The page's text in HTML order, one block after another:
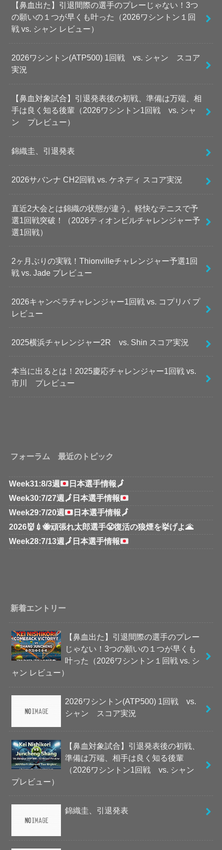
【鼻血出た】引退間際の選手のプレーじゃない！3つ
の願いの１つが早くも叶った（2026ワシントン１回
戦 vs. シャン レビュー）
2026ワシントン(ATP500) 1回戦 vs. シャン スコア
実況
【鼻血対象試合】引退発表後の初戦、準備は万端、相
手は良く知る後輩（2026ワシントン1回戦 vs. シャ
ン プレビュー）
錦織圭、引退発表
2026サバンナ CH2回戦 vs. ケネディ スコア実況
直近2大会とは錦織の状態が違う。軽快なテニスで予
選1回戦突破！（2026ティオンビルチャレンジャー予
選1回戦）
2ヶ月ぶりの実戦！Thionvilleチャレンジャー予選1回
戦 vs. Jade プレビュー
2026キャンベラチャレンジャー1回戦 vs. コプリバ プ
レビュー
2025横浜チャレンジャー2R vs. Shin スコア実況
本当に出るとは！2025慶応チャレンジャー1回戦 vs.
市川 プレビュー
フォーラム 最近のトピック
Week31:8/3週 日本選手情報🗾
Week30:7/27週 🗾 日本選手情報
Week29:7/20週
日本選手情報🗾
2026👹💉🐝頑張れ太郎選手😤復活の狼煙を挙げよ🌋
Week28:7/13週 🗾 日本選手情報
新着エントリー
【鼻血出た】引退間際の選手のプレー
じゃない！3つの願いの１つが早くも
叶った（2026ワシントン１回戦 vs. シ
ャン レビュー）
2026ワシントン(ATP500) 1回戦 vs.
シャン スコア実況
【鼻血対象試合】引退発表後の初戦、
準備は万端、相手は良く知る後輩
（2026ワシントン1回戦 vs. シャン
プレビュー）
錦織圭、引退発表